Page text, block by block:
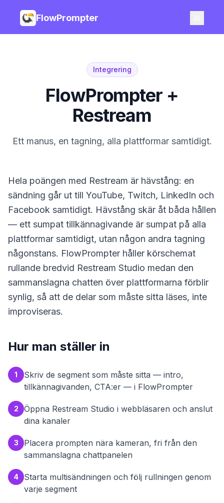
FlowPrompter
Integrering
FlowPrompter +
Restream
Ett manus, en tagning, alla plattformar samtidigt.
Hela poängen med Restream är hävstång: en
sändning går ut till YouTube, Twitch, LinkedIn och
Facebook samtidigt. Hävstång skär åt båda hållen
— ett sumpat tillkännagivande är sumpat på alla
plattformar samtidigt, utan någon andra tagning
någonstans. FlowPrompter håller körschemat
rullande bredvid Restream Studio medan den
sammanslagna chatten över plattformarna förblir
synlig, så att de delar som måste sitta läses, inte
improviseras.
Hur man ställer in
1
Skriv de segment som måste sitta — intro,
tillkännagivanden, CTA:er — i FlowPrompter
2
Öppna Restream Studio i webbläsaren och anslut
dina kanaler
3
Placera prompten nära kameran, fri från den
sammanslagna chattpanelen
4
Starta multisändningen och följ rullningen genom
varje segment